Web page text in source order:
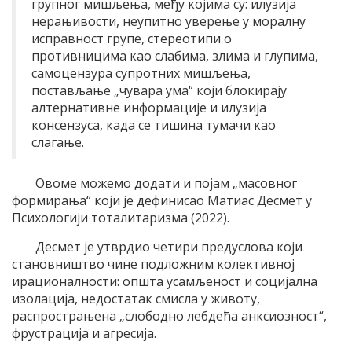
групног мишљења, међу којима су: илузија
нерањивости, неупитно уверење у моралну
исправност групе, стереотипи о
противницима као слабима, злима и глупима,
самоцензура супротних мишљења,
постављање „чувара ума“ који блокирају
алтернативне информације и илузија
консензуса, када се тишина тумачи као
слагање.
Овоме можемо додати и појам „масовног
формирања“ који је дефинисао Матиас Десмет у
Психологији тоталитаризма (2022).
Десмет је утврдио четири предуслова који
становништво чине подложним колективној
ирационалности: општа усамљеност и социјална
изолација, недостатак смисла у животу,
распрострањена „слободно лебдећа анксиозност“,
фрустрација и агресија.